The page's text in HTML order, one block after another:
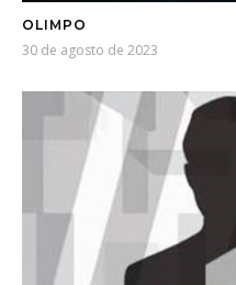
OLIMPO
30 de agosto de 2023